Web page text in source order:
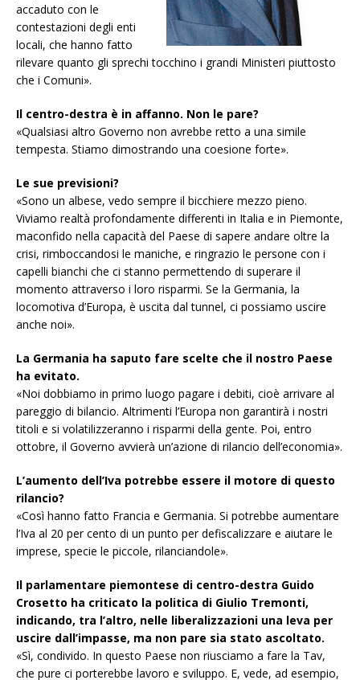
accaduto con le
contestazioni degli enti
locali, che hanno fatto
rilevare quanto gli sprechi tocchino i grandi Ministeri piuttosto
che i Comuni».
Il centro-destra è in affanno. Non le pare?
«Qualsiasi altro Governo non avrebbe retto a una simile
tempesta. Stiamo dimostrando una coesione forte».
Le sue previsioni?
«Sono un albese, vedo sempre il bicchiere mezzo pieno.
Viviamo realtà profondamente differenti in Italia e in Piemonte,
maconfido nella capacità del Paese di sapere andare oltre la
crisi, rimboccandosi le maniche, e ringrazio le persone con i
capelli bianchi che ci stanno permettendo di superare il
momento attraverso i loro risparmi. Se la Germania, la
locomotiva d’Europa, è uscita dal tunnel, ci possiamo uscire
anche noi».
La Germania ha saputo fare scelte che il nostro Paese
ha evitato.
«Noi dobbiamo in primo luogo pagare i debiti, cioè arrivare al
pareggio di bilancio. Altrimenti l’Europa non garantirà i nostri
titoli e si volatilizzeranno i risparmi della gente. Poi, entro
ottobre, il Governo avvierà un’azione di rilancio dell’economia».
L’aumento dell’Iva potrebbe essere il motore di questo
rilancio?
«Così hanno fatto Francia e Germania. Si potrebbe aumentare
l’Iva al 20 per cento di un punto per defiscalizzare e aiutare le
imprese, specie le piccole, rilanciandole».
Il parlamentare piemontese di centro-destra Guido
Crosetto ha criticato la politica di Giulio Tremonti,
indicando, tra l’altro, nelle liberalizzazioni una leva per
uscire dall’impasse, ma non pare sia stato ascoltato.
«Sì, condivido. In questo Paese non riusciamo a fare la Tav,
che pure ci porterebbe lavoro e sviluppo. E, vede, ad esempio,